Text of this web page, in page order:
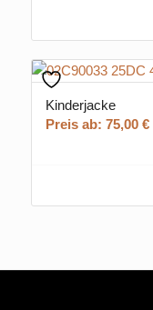
Kinderjacke
Preis ab: 75,00 €